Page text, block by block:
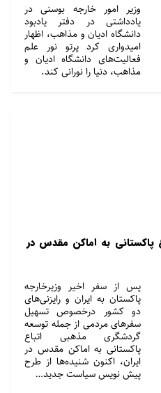
وزیر امور خارجه بوسنی در
یادداشتی در دفتر یادبود
دانشگاه ادیان و مذاهب، اظهار
امیدواری کرد پرتو نور علم
فعالیت‌های دانشگاه ادیان و
مذاهب، دنیا را نورانی کند.
به اماکن مقدس در
پس از سفر اخیر وزیرخارجه
پاکستان به ایران و رایزنی‌های
دو کشور درخصوص تسهیل
سفرهای مردمی از جمله توسعه
گردشگری مذهبی اتباع
پاکستانی به اماکن مقدس در
ایران، اکنون شنیده‌ها از طرح
پیش نویس سیاست جدید…